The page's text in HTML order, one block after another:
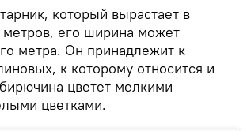
который вырастает в
метров, его ширина может
метра. Он принадлежит к
к которому относится и
цветет мелкими
цветками.